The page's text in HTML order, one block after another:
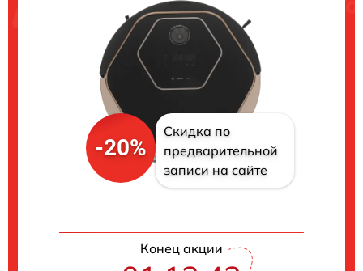
-20%
Скидка по
предварительной
записи на сайте
Конец акции